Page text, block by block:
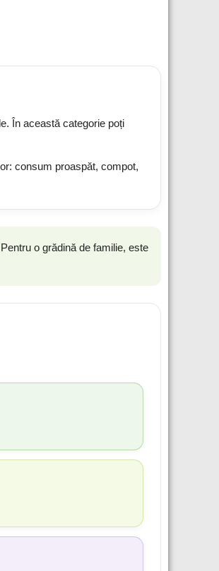
În această categorie poți
consum proaspăt, compot,
o grădină de familie, este